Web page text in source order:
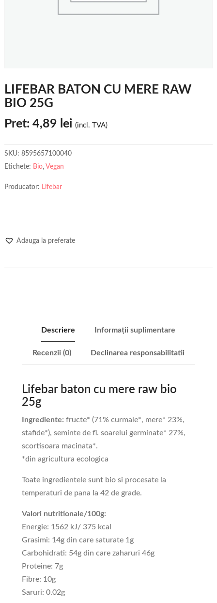
LIFEBAR BATON CU MERE RAW
BIO 25G
Pret: 4,89 lei (incl. TVA)
SKU: 8595657100040
Etichete: Bio, Vegan
Producator: Lifebar
Adauga la preferate
Descriere Informații suplimentare
Recenzii (0) Declinarea responsabilitatii
Lifebar baton cu mere raw bio
25g
Ingrediente: fructe* (71% curmale*, mere* 23%,
stafide*), seminte de fl. soarelui germinate* 27%,
scortisoara macinata*.
*din agricultura ecologica
Toate ingredientele sunt bio si procesate la
temperaturi de pana la 42 de grade.
Valori nutritionale/100g:
Energie: 1562 kJ/ 375 kcal
Grasimi: 14g din care saturate 1g
Carbohidrati: 54g din care zaharuri 46g
Proteine: 7g
Fibre: 10g
Saruri: 0.02g